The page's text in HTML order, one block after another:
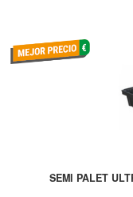
SEMI PALET